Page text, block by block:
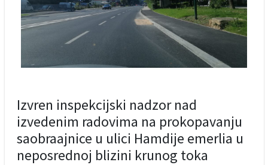
Izvren inspekcijski nadzor nad
izvedenim radovima na prokopavanju
saobraajnice u ulici Hamdije emerlia u
neposrednoj blizini krunog toka